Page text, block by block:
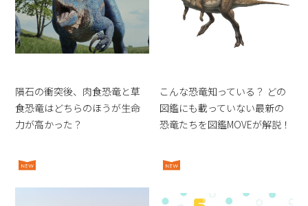
隕石の衝突後、肉食恐竜と草
食恐竜はどちらのほうが生命
力が高かった？
こんな恐竜知っている？ どの
図鑑にも載っていない最新の
恐竜たちを図鑑MOVEが解説！